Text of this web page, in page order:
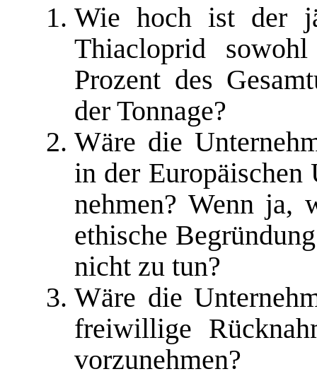
Wie hoch ist der
Thiacloprid
Prozent des
der Tonnage?
Wäre die
in der
nehmen? Wenn ja,
ethische
nicht zu tun?
Wäre die
freiwillige
vorzunehmen?